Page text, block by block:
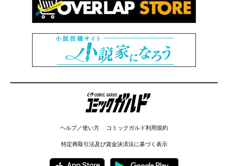
コミックガルド
ヘルプ／使い方 コミックガルド利用規約
特定商取引法及び資金決済法に基づく表示